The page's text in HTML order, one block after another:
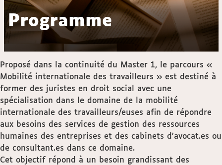
Programme
Proposé dans la continuité du Master 1, le parcours «
Mobilité internationale des travailleurs » est destiné à
former des juristes en droit social avec une
spécialisation dans le domaine de la mobilité
internationale des travailleurs/euses afin de répondre
aux besoins des services de gestion des ressources
humaines des entreprises et des cabinets d'avocat.es ou
de consultant.es dans ce domaine.
Cet objectif répond à un besoin grandissant des